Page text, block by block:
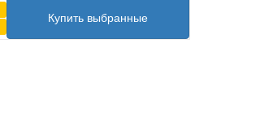
Купить выбранные